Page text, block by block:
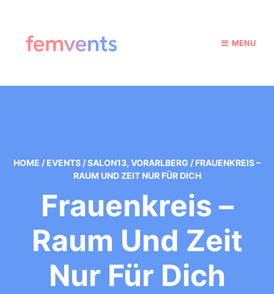
MENU
HOME / EVENTS /SALON13, VORARLBERG / FRAUENKREIS –
RAUM UND ZEIT NUR FÜR DICH
Frauenkreis –
Raum Und Zeit
Nur Für Dich